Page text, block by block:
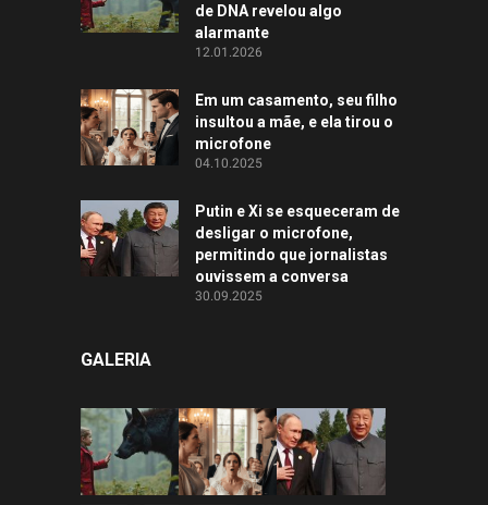
de DNA revelou algo
alarmante
12.01.2026
Em um casamento, seu filho
insultou a mãe, e ela tirou o
microfone
04.10.2025
Putin e Xi se esqueceram de
desligar o microfone,
permitindo que jornalistas
ouvissem a conversa
30.09.2025
GALERIA